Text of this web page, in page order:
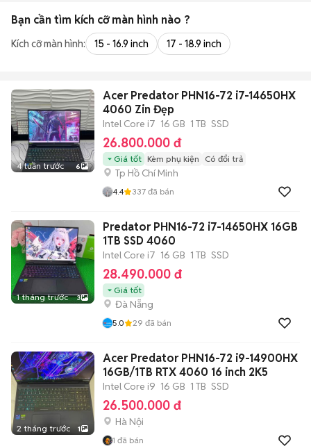
Bạn cần tìm kích cỡ màn hình nào ?
Kích cỡ màn hình: 15 - 16.9 inch 17 - 18.9 inch
4 tuần trước 6
Acer Predator PHN16-72 i7-14650HX
4060 Zin Đẹp
Intel Core i7 16 GB 1 TB SSD
26.800.000 đ
Giá tốt Kèm phụ kiện Có đổi trả
Tp Hồ Chí Minh
4.4 337 đã bán
1 tháng trước 3
Predator PHN16-72 i7-14650HX 16GB
1TB SSD 4060
Intel Core i7 16 GB 1 TB SSD
28.490.000 đ
Giá tốt
Đà Nẵng
5.0 29 đã bán
2 tháng trước 1
Acer Predator PHN16-72 i9-14900HX
16GB/1TB RTX 4060 16 inch 2K5
Intel Core i9 16 GB 1 TB SSD
26.500.000 đ
Hà Nội
1 đã bán